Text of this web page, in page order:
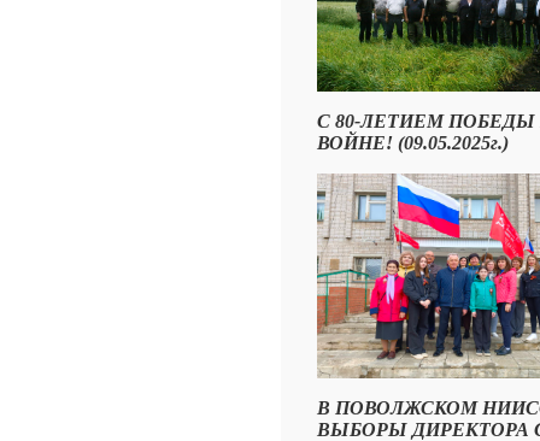
С 80-ЛЕТИЕМ
ВОЙНЕ! (09.05.2025г.)
В ПОВОЛЖСКОМ
ВЫБОРЫ ДИРЕКТОРА